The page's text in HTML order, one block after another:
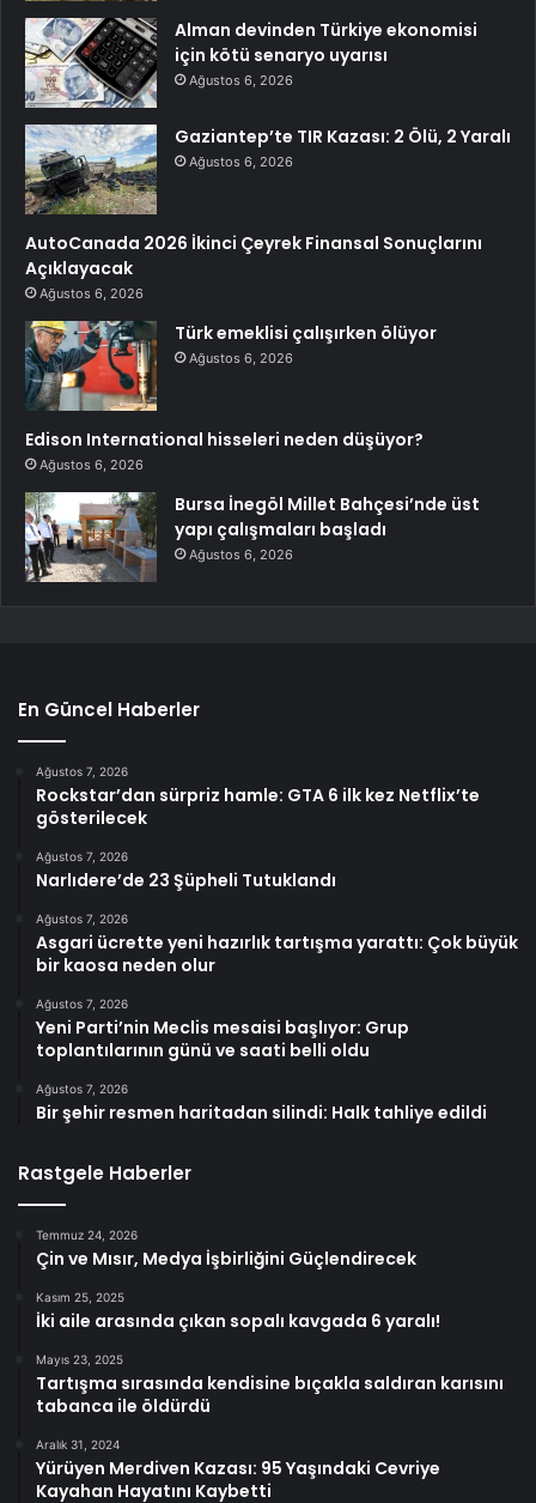
Alman devinden Türkiye ekonomisi
için kötü senaryo uyarısı
Ağustos 6, 2026
Gaziantep’te TIR Kazası: 2 Ölü, 2 Yaralı
Ağustos 6, 2026
AutoCanada 2026 İkinci Çeyrek Finansal Sonuçlarını
Açıklayacak
Ağustos 6, 2026
Türk emeklisi çalışırken ölüyor
Ağustos 6, 2026
Edison International hisseleri neden düşüyor?
Ağustos 6, 2026
Bursa İnegöl Millet Bahçesi’nde üst
yapı çalışmaları başladı
Ağustos 6, 2026
En Güncel Haberler
Ağustos 7, 2026
Rockstar’dan sürpriz hamle: GTA 6 ilk kez Netflix’te
gösterilecek
Ağustos 7, 2026
Narlıdere’de 23 Şüpheli Tutuklandı
Ağustos 7, 2026
Asgari ücrette yeni hazırlık tartışma yarattı: Çok büyük
bir kaosa neden olur
Ağustos 7, 2026
Yeni Parti’nin Meclis mesaisi başlıyor: Grup
toplantılarının günü ve saati belli oldu
Ağustos 7, 2026
Bir şehir resmen haritadan silindi: Halk tahliye edildi
Rastgele Haberler
Temmuz 24, 2026
Çin ve Mısır, Medya İşbirliğini Güçlendirecek
Kasım 25, 2025
İki aile arasında çıkan sopalı kavgada 6 yaralı!
Mayıs 23, 2025
Tartışma sırasında kendisine bıçakla saldıran karısını
tabanca ile öldürdü
Aralık 31, 2024
Yürüyen Merdiven Kazası: 95 Yaşındaki Cevriye
Kayahan Hayatını Kaybetti